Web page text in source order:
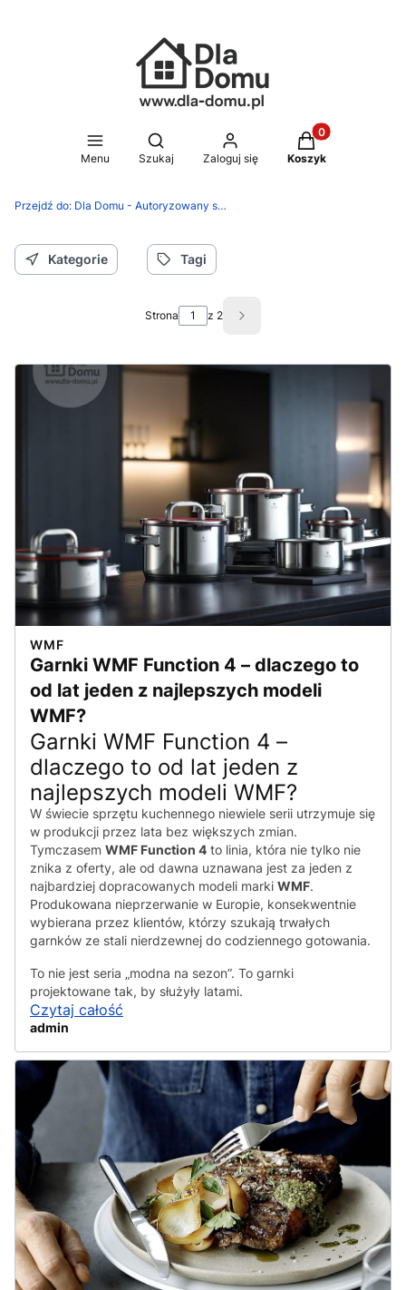
Menu
Otwórz wyszukiwarkę
Szukaj Zaloguj się
Produkty w
Koszyk
Przejdź do: Dla Domu - Autoryzowany sklep Silit, WMF, Zwilling
Kategorie Tagi
Strona z 2 Następne wpisy
WMF
Garnki WMF Function 4 – dlaczego to
od lat jeden z najlepszych modeli
WMF?
Garnki WMF Function 4 –
dlaczego to od lat jeden z
najlepszych modeli WMF?
W świecie sprzętu kuchennego niewiele serii utrzymuje się
w produkcji przez lata bez większych zmian.
Tymczasem WMF Function 4 to linia, która nie tylko nie
znika z oferty, ale od dawna uznawana jest za jeden z
najbardziej dopracowanych modeli marki WMF.
Produkowana nieprzerwanie w Europie, konsekwentnie
wybierana przez klientów, którzy szukają trwałych
garnków ze stali nierdzewnej do codziennego gotowania.
To nie jest seria „modna na sezon”. To garnki
projektowane tak, by służyły latami.
Czytaj całość
admin